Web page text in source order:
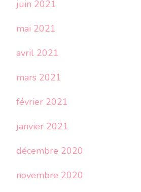
juin 2021
mai 2021
avril 2021
mars 2021
février 2021
janvier 2021
décembre 2020
novembre 2020